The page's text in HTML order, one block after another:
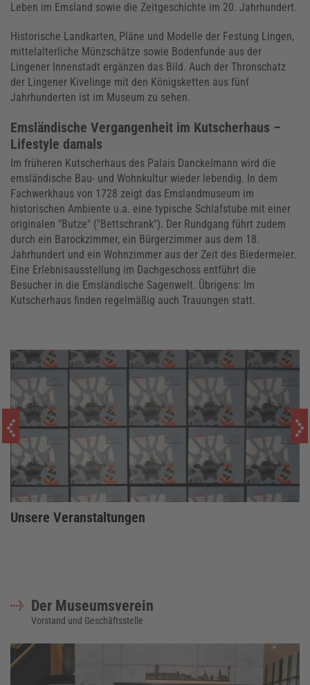
Leben im Emsland sowie die Zeitgeschichte im 20. Jahrhundert.
Historische Landkarten, Pläne und Modelle der Festung Lingen,
mittelalterliche Münzschätze sowie Bodenfunde aus der
Lingener Innenstadt ergänzen das Bild. Auch der Thronschatz
der Lingener Kivelinge mit den Königsketten aus fünf
Jahrhunderten ist im Museum zu sehen.
Emsländische Vergangenheit im Kutscherhaus –
Lifestyle damals
Im früheren Kutscherhaus des Palais Danckelmann wird die
emsländische Bau- und Wohnkultur wieder lebendig. In dem
Fachwerkhaus von 1728 zeigt das Emslandmuseum im
historischen Ambiente u.a. eine typische Schlafstube mit einer
originalen "Butze" ("Bettschrank"). Der Rundgang führt zudem
durch ein Barockzimmer, ein Bürgerzimmer aus dem 18.
Jahrhundert und ein Wohnzimmer aus der Zeit des Biedermeier.
Eine Erlebnisausstellung im Dachgeschoss entführt die
Besucher in die Emsländische Sagenwelt. Übrigens: Im
Kutscherhaus finden regelmäßig auch Trauungen statt.
Unsere Veranstaltungen
Der Museumsverein
Vorstand und Geschäftsstelle